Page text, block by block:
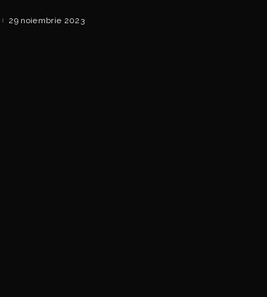
29 noiembrie 2023